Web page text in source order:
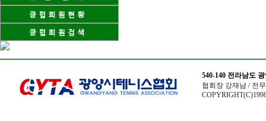
540-140 전라남도
협회장 강재남 / 전